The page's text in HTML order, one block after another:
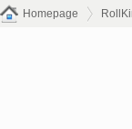
Homepage